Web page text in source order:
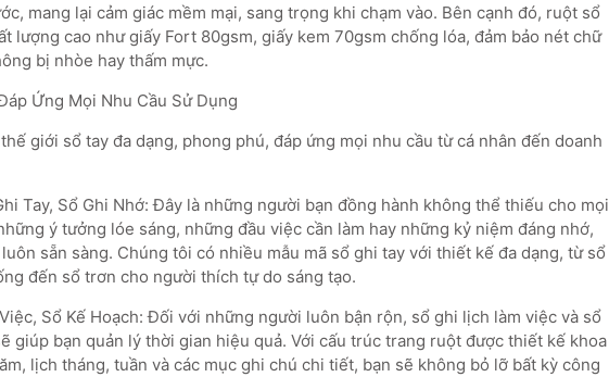
mang lại cảm giác mềm mại, sang trọng khi chạm vào. Bên cạnh đó, ruột sổ
lượng cao như giấy Fort 80gsm, giấy kem 70gsm chống lóa, đảm bảo nét chữ
bị nhòe hay thấm mực.
Ứng Mọi Nhu Cầu Sử Dụng
giới sổ tay đa dạng, phong phú, đáp ứng mọi nhu cầu từ cá nhân đến doanh
Tay, Sổ Ghi Nhớ: Đây là những người bạn đồng hành không thể thiếu cho mọi
ý tưởng lóe sáng, những đầu việc cần làm hay những kỷ niệm đáng nhớ,
sẵn sàng. Chúng tôi có nhiều mẫu mã sổ ghi tay với thiết kế đa dạng, từ sổ
đến sổ trơn cho người thích tự do sáng tạo.
Sổ Kế Hoạch: Đối với những người luôn bận rộn, sổ ghi lịch làm việc và sổ
giúp bạn quản lý thời gian hiệu quả. Với cấu trúc trang ruột được thiết kế khoa
lịch tháng, tuần và các mục ghi chú chi tiết, bạn sẽ không bỏ lỡ bất kỳ công